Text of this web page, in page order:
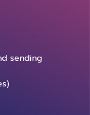
ราสั้น ๆ ด้วยชื่อ
มาะสมใน
ป็นเพียงแค่ชุด
งค์ความรู้ใด ๆ
ของ NLP การ
ตร์ที่สำคัญทาง
วิชาหนึ่งที่
ง อาทิ
sending